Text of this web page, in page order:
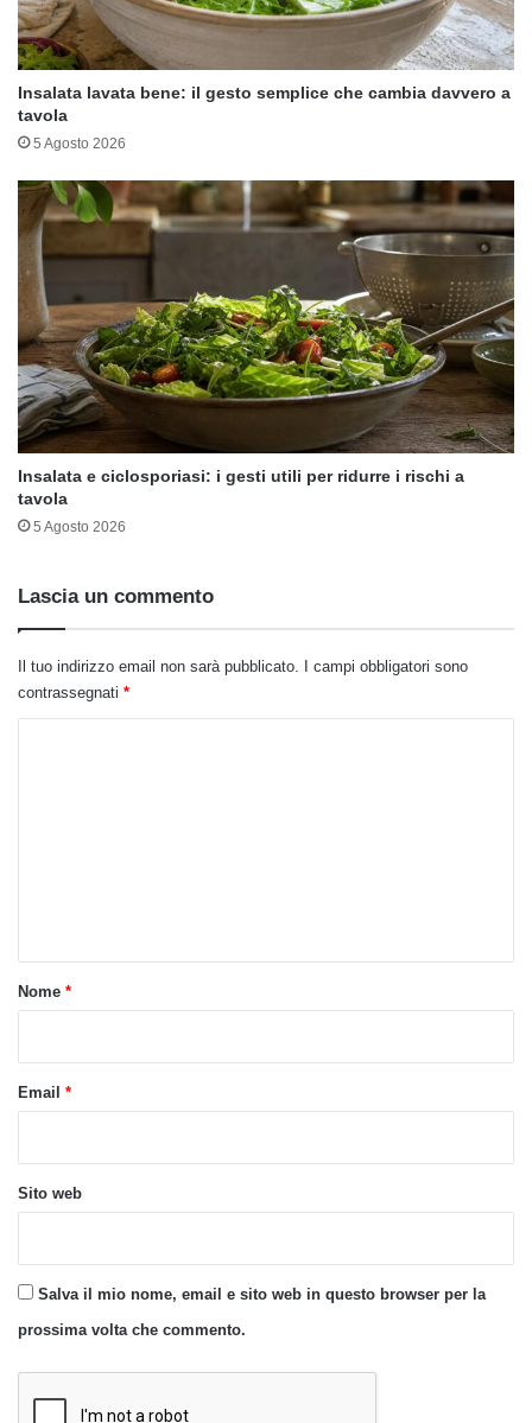
Insalata lavata bene: il gesto semplice che cambia davvero a
tavola
5 Agosto 2026
Insalata e ciclosporiasi: i gesti utili per ridurre i rischi a
tavola
5 Agosto 2026
Lascia un commento
Il tuo indirizzo email non sarà pubblicato.
I campi obbligatori sono
contrassegnati *
oNome *
Email *
Sito web
Salva il mio nome, email e sito web in questo browser per la
prossima volta che commento.